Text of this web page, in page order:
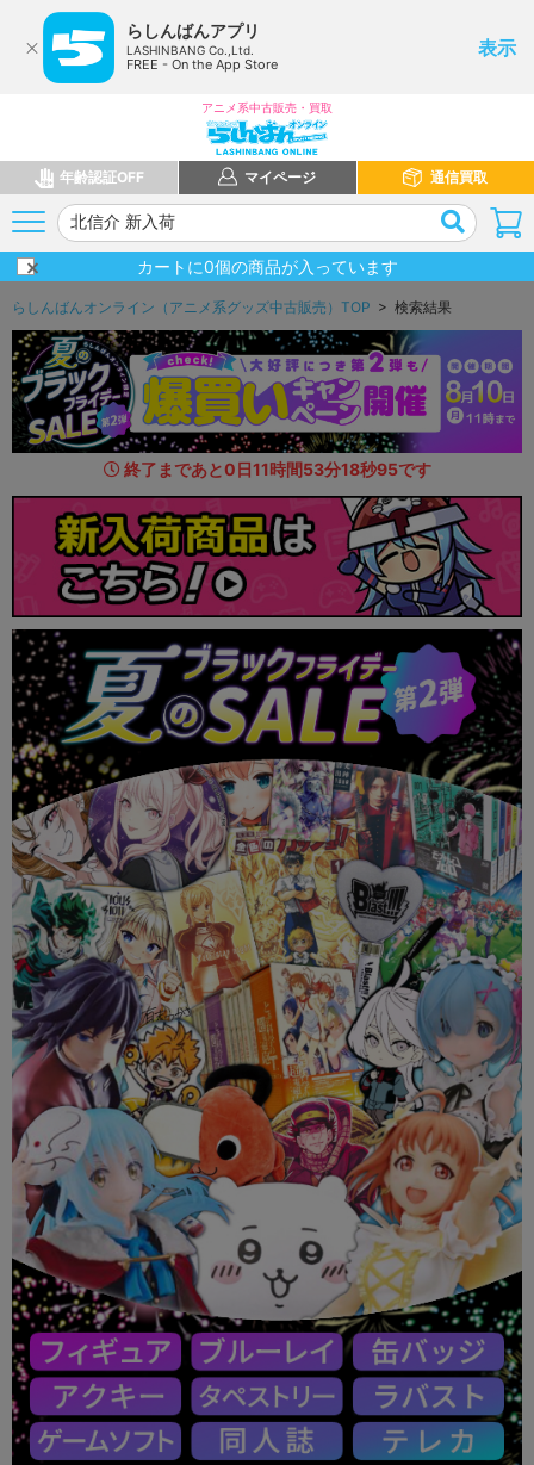
らしんばんアプリ
LASHINBANG Co.,Ltd.
FREE - On the App Store
表示
アニメ系中古販売・買取
年齢認証OFF マイページ 通信買取
カートに0個の商品が入っています
らしんばんオンライン（アニメ系グッズ中古販売）TOP > 検索結果
終了まであと0日11時間53分17秒51です